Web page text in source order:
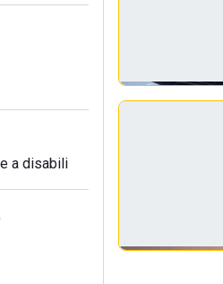
a disabili